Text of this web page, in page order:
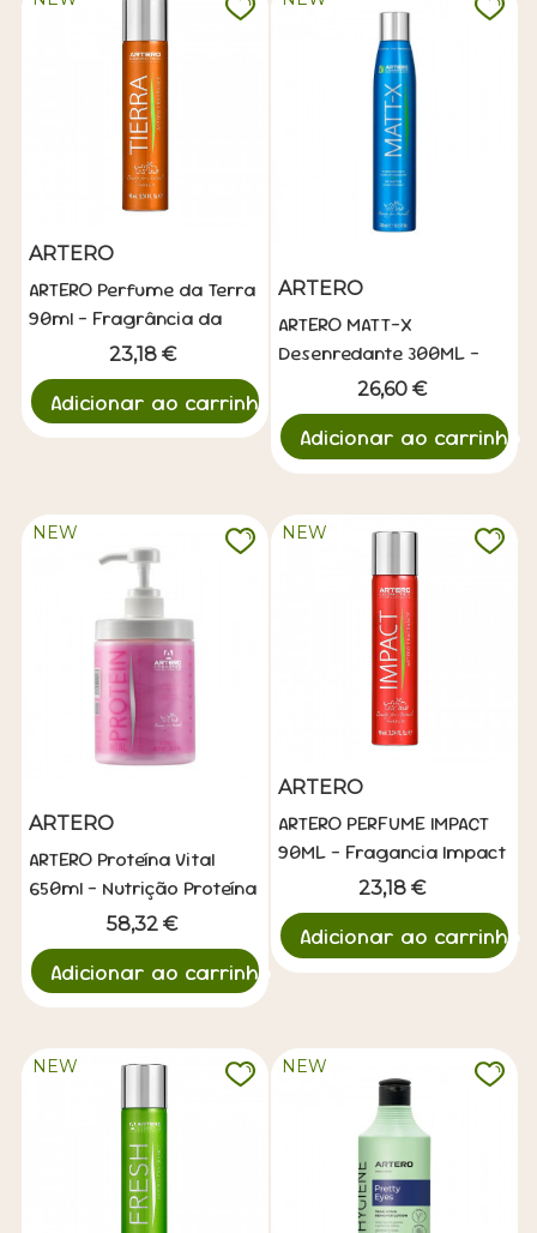
ARTERO
ARTERO Perfume da Terra
90ml - Fragrância da
23,18 €
Adicionar ao carrinho
ARTERO
ARTERO MATT-X
Desenredante 300ML -
Eliminador de Nudos
26,60 €
Adicionar ao carrinho
NEW
ARTERO
ARTERO Proteína Vital
650ml - Nutrição Proteína
58,32 €
Adicionar ao carrinho
NEW
ARTERO
ARTERO PERFUME IMPACT
90ML - Fragancia Impact
23,18 €
Adicionar ao carrinho
NEW NEW